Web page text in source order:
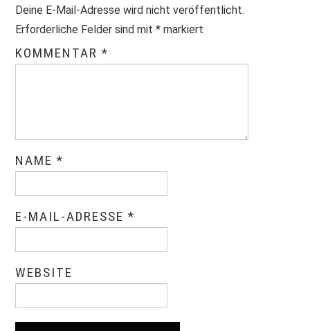
Deine E-Mail-Adresse wird nicht veröffentlicht.
Erforderliche Felder sind mit* markiert
KOMMENTAR*
NAME*
E-MAIL-ADRESSE*
WEBSITE